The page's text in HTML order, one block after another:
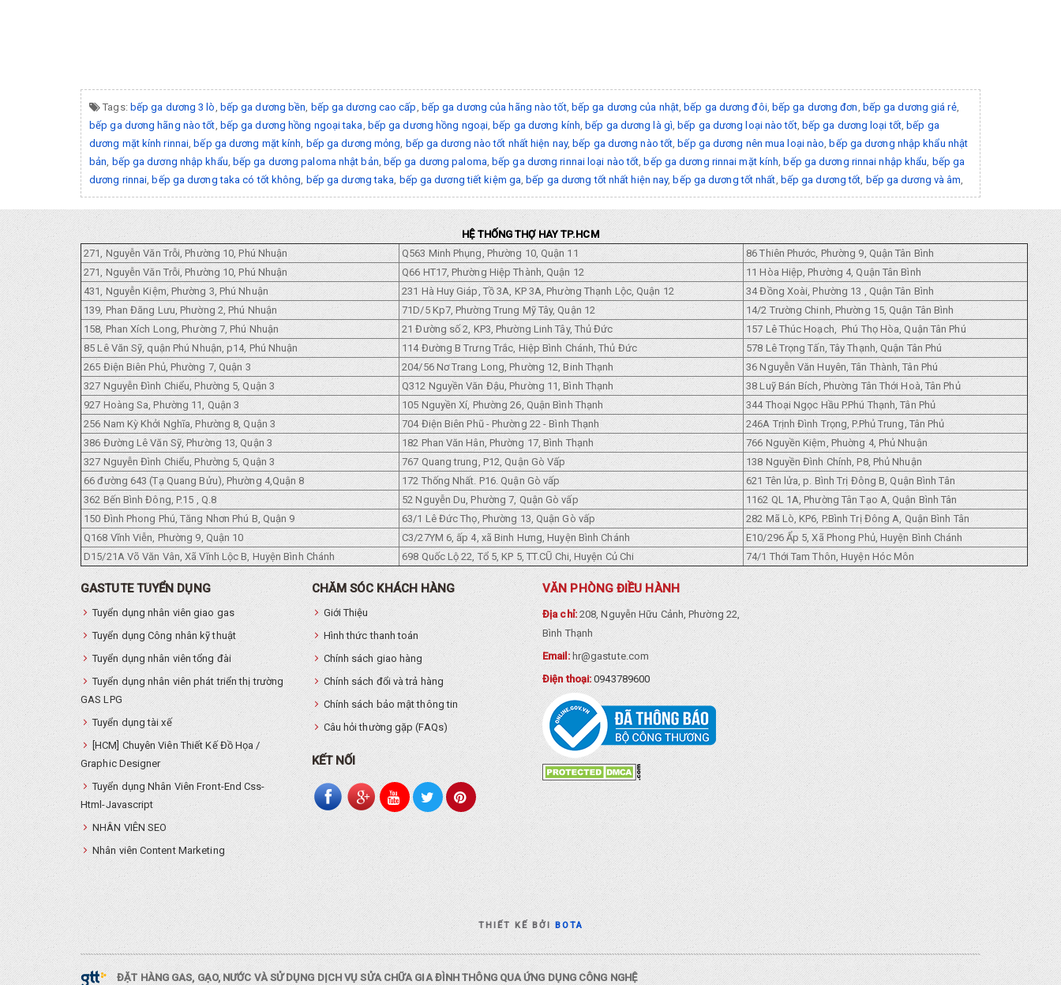
Tags: bếp ga dương 3 lò bếp ga dương bền bếp ga dương cao cấp bếp ga dương của hãng nào tốt, bếp ga dương của nhật, bếp ga dương đôi, bếp ga dương đơn bếp ga dương giá rẻ,
bếp ga dương hãng nào tốt bếp ga dương hồng ngoại taka bếp ga dương hồng ngoại bếp ga dương kính bếp ga dương là gì bếp ga dương loại nào tốt, bếp ga dương loại tốt, bếp ga
dương mặt kính rinnai bếp ga dương mặt kính bếp ga dương mỏng bếp ga dương nào tốt nhất hiện nay, bếp ga dương nào tốt bếp ga dương nên mua loại nào bếp ga dương nhập khẩu nhật
bản
bếp ga dương nhập khẩu bếp ga dương paloma nhật bản bếp ga dương paloma bếp ga dương rinnai loại nào tốt bếp ga dương rinnai mặt kính bếp ga dương rinnai nhập khẩu
bếp ga
dương rinnai bếp ga dương taka có tốt không bếp ga dương taka bếp ga dương tiết kiệm ga bếp ga dương tốt nhất hiện nay, bếp ga dương tốt nhất bếp ga dương tốt bếp ga dương và âm
HỆ THỐNG THỢ HAY TP.HCM
271, Nguyễn Văn Trỗi, Phường 10, Phú Nhuận
Q563 Minh Phụng, Phường 10, Quận 11
86 Thiên Phước, Phường 9, Quận Tân Bình
271, Nguyễn Văn Trỗi, Phường 10, Phú Nhuận
Q66 HT17, Phường Hiệp Thành, Quận 12
11 Hòa Hiệp, Phường 4, Quận Tân Bình
431, Nguyễn Kiệm, Phường 3, Phú Nhuận
231 Hà Huy Giáp, Tồ 3A, KP 3A, Phường Thạnh Lộc, Quận 12
34 Đồng Xoài, Phường 13 , Quận Tân Bình
139, Phan Đăng Lưu, Phường 2, Phú Nhuận
71D/5 Kp7, Phường Trung Mỹ Tây, Quận 12
14/2 Trường Chinh, Phường 15, Quận Tân Bình
158, Phan Xích Long, Phường 7, Phú Nhuận
21 Đường số 2, KP3, Phường Linh Tây, Thủ Đức
157 Lê Thúc Hoạch, Phú Thọ Hòa, Quận Tân Phú
85 Lê Văn Sỹ, quận Phú Nhuận, p14, Phú Nhuận
114 Đường B Trưng Trắc, Hiệp Bình Chánh, Thủ Đức
578 Lê Trọng Tấn, Tây Thạnh, Quận Tân Phú
265 Điện Biên Phủ, Phường 7, Quận 3
204/56 Nơ Trang Long, Phường 12, Binh Thạnh
36 Nguyễn Văn Huyên, Tân Thành, Tân Phú
327 Nguyễn Đình Chiểu, Phường 5, Quận 3
Q312 Nguyền Văn Đậu, Phường 11, Bình Thạnh
38 Luỹ Bán Bích, Phường Tân Thới Hoà, Tân Phủ
927 Hoàng Sa, Phường 11, Quận 3
105 Nguyền Xí, Phường 26, Quận Bình Thạnh
344 Thoại Ngọc Hầu P.Phú Thạnh, Tân Phủ
256 Nam Kỳ Khởi Nghĩa, Phường 8, Quận 3
704 Điện Biên Phũ - Phường 22 - Bình Thạnh
246A Trịnh Đình Trọng, P.Phủ Trung, Tân Phủ
386 Đường Lê Văn Sỹ, Phường 13, Quận 3
182 Phan Văn Hân, Phường 17, Bình Thạnh
766 Nguyền Kiệm, Phuờng 4, Phủ Nhuận
327 Nguyễn Đình Chiểu, Phường 5, Quận 3
767 Quang trung, P12, Quận Gò Vấp
138 Nguyền Đình Chính, P8, Phủ Nhuận
66 đường 643 (Tạ Quang Bửu), Phường 4,Quận 8
172 Thống Nhất. P16. Quận Gò vấp
621 Tên lửa, p. Bình Trị Đông B, Quận Bình Tân
362 Bến Bình Đông, P.15 , Q.8
52 Nguyễn Du, Phường 7, Quận Gò vấp
1162 QL 1A, Phường Tân Tạo A, Quận Bình Tân
150 Đình Phong Phú, Tăng Nhơn Phú B, Quận 9
63/1 Lê Đức Thọ, Phường 13, Quận Gò vấp
282 Mã Lò, KP6, P.Bình Trị Đông A, Quận Bình Tân
Q168 Vĩnh Viễn, Phường 9, Quận 10
C3/27YM 6, ấp 4, xã Binh Hưng, Huyện Bình Chánh
E10/296 Ẩp 5, Xã Phong Phủ, Huyện Bình Chánh
D15/21A Võ Văn Vân, Xã Vĩnh Lộc B, Huyện Bình Chánh
698 Quốc Lộ 22, Tổ 5, KP 5, TT.CŨ Chi, Huyện Củ Chi 74/1 Thới Tam Thôn, Huyện Hóc Môn
GASTUTE TUYỂN DỤNG
Tuyển dụng nhân viên giao gas
Tuyển dụng Công nhân kỹ thuật
Tuyển dụng nhân viên tổng đài
Tuyển dụng nhân viên phát triển thị trường
GAS LPG
Tuyển dụng tài xế
[HCM] Chuyên Viên Thiết Kế Đồ Họa /
Graphic Designer
Tuyển dụng Nhân Viên Front-End Css-
Html-Javascript
NHÂN VIÊN SEO
Nhân viên Content Marketing
CHĂM SÓC KHÁCH HÀNG
Giới Thiệu
Hình thức thanh toán
Chính sách giao hàng
Chính sách đổi và trả hàng
Chính sách bảo mật thông tin
Câu hỏi thường gặp (FAQs)
KẾT NỐI
VĂN PHÒNG ĐIỀU HÀNH
Địa chỉ:208, Nguyễn Hữu Cảnh, Phường 22,
Bình Thạnh
Email: hr@gastute.com
Điện thoại:0943789600
THIẾT KẾ BỞIBOTA
ĐẶT HÀNG GAS, GẠO, NƯỚC VÀ SỬ DỤNG DỊCH VỤ SỬA CHỮA GIA ĐÌNH THÔNG QUA ỨNG DỤNG CÔNG NGHỆ